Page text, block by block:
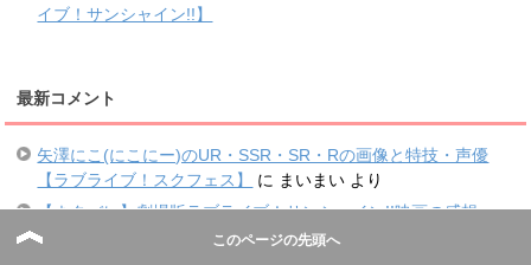
イブ！サンシャイン!!】
最新コメント
矢澤にこ(にこにー)のUR・SSR・SR・Rの画像と特技・声優
【ラブライブ！スクフェス】
に まいまい より
【ネタバレ】劇場版ラブライブ！サンシャイン!!映画の感想・
考察まとめ
より
このページの先頭へ